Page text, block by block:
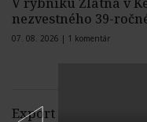
nezvestného 39-
07. 08. 2026 | 1 komentár
Export elektriny zo